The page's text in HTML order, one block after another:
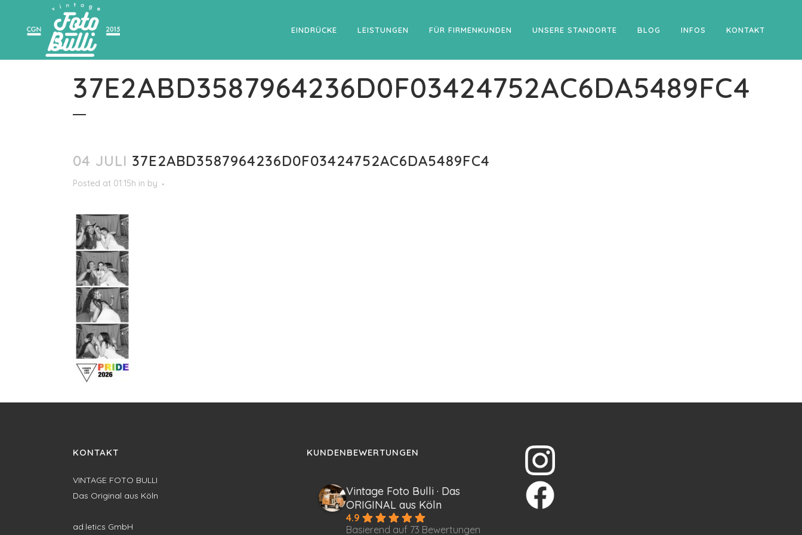
EINDRÜCKE LEISTUNGEN FÜR FIRMENKUNDEN UNSERE STANDORTE BLOG INFOS KONTAKT
37E2ABD3587964236D0F03424752AC6DA5489FC4
04 JULI 37E2ABD3587964236D0F03424752AC6DA5489FC4
Posted at 01:15h in by
KONTAKT
VINTAGE FOTO BULLI
Das Original aus Köln
ad.letics GmbH
KUNDENBEWERTUNGEN
Vintage Foto Bulli · Das
ORIGINAL aus Köln
4.9
Basierend auf 73 Bewertungen